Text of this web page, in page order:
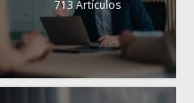
713 Artículos